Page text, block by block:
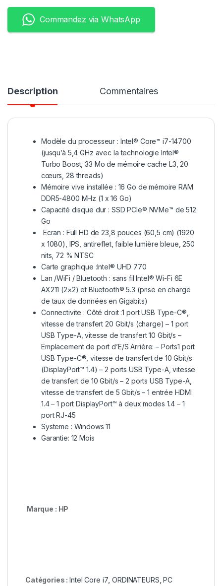
Commandez via WhatsApp
Description Commentaires
Modèle du processeur : Intel® Core™ i7-14700
(jusqu’à 5,4 GHz avec la technologie Intel®
Turbo Boost, 33 Mo de mémoire cache L3, 20
cœurs, 28 threads)
Mémoire vive installée : 16 Go de mémoire RAM
DDR5-4800 MHz (1 x 16 Go)
Capacité disque dur : SSD PCIe® NVMe™ de 512
Go
Ecran : Full HD de 23,8 pouces (60,5 cm) (1920
x 1080), IPS, antireflet, faible lumière bleue, 250
nits, 72 % NTSC
Carte graphique :Intel® UHD 770
Lan /WiFi / Bluetooth : sans fil Intel® Wi-Fi 6E
AX211 (2×2) et Bluetooth® 5.3 (prise en charge
de taux de données en Gigabits)
Connectivite : Côté droit :1 port USB Type-C®,
vitesse de transfert 20 Gbit/s (charge) – 1 port
USB Type-A, vitesse de transfert 10 Gbit/s –
Emplacement de port d’E/SArrière: – Ports1 port
USB Type-C®, vitesse de transfert de 10 Gbit/s
(DisplayPort™ 1.4) –2 ports USB Type-A, vitesse
de transfert de 10 Gbit/s – 2 ports USB Type-A,
vitesse de transfert de 5 Gbit/s – 1 entrée HDMI
1.4 – 1 port DisplayPort™ à deux modes 1.4 – 1
port RJ-45
Systeme : Windows 11
Garantie: 12 Mois
Marque : HP
Catégories :Intel Core i7 ,ORDINATEURS ,PC